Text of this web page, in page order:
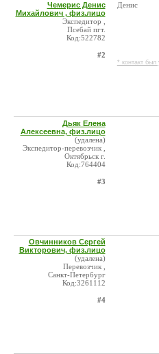
Чемерис Денис
Михайлович , физ.лицо
Экспедитор ,
Псебай пгт.
Код:522782
#2
Денис
* контакт был
Дьяк Елена
Алексеевна, физ.лицо
(удалена)
Экспедитор-перевозчик ,
Октябрьск г.
Код:764404
#3
Овчинников Сергей
Викторович, физ.лицо
(удалена)
Перевозчик ,
Санкт-Петербург
Код:3261112
#4